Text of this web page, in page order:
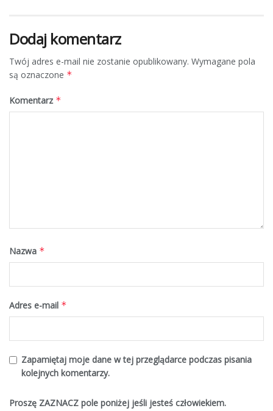
Dodaj komentarz
Twój adres e-mail nie zostanie opublikowany. Wymagane pola
są oznaczone *
Komentarz *
Nazwa *
Adres e-mail *
Zapamiętaj moje dane w tej przeglądarce podczas pisania
kolejnych komentarzy.
Proszę ZAZNACZ pole poniżej jeśli jesteś człowiekiem.